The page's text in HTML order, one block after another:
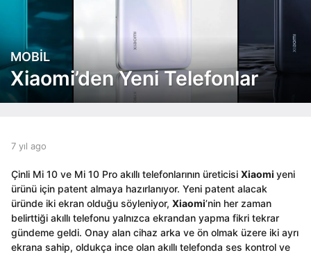
7
y
ı
l
o
y
ı
l
a
g
o
MOBIL
Xiaomi’den Yeni Telefonlar
b
e
d
i
t
o
r
7 yıl ago
ı
l
a
g
o
Çinli Mi 10 ve Mi 10 Pro akıllı telefonlarının üreticisi Xiaomi yeni
ürünü için patent almaya hazırlanıyor. Yeni patent alacak
üründe iki ekran olduğu söyleniyor, Xiaomi’nin her zaman
belirttiği akıllı telefonu yalnızca ekrandan yapma fikri tekrar
gündeme geldi. Onay alan cihaz arka ve ön olmak üzere iki ayrı
ekrana sahip, oldukça ince olan akıllı telefonda ses kontrol ve